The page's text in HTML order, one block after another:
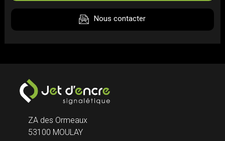
Nous contacter
ZA des Ormeaux
53100 MOULAY